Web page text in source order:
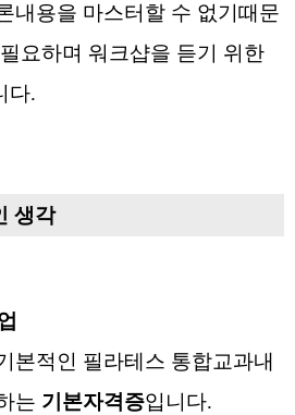
내용을 마스터할 수 없기때문
요하며 워크샵을 듣기 위한
다.
생각
본적인 필라테스 통합교과내
는 기본자격증입니다.